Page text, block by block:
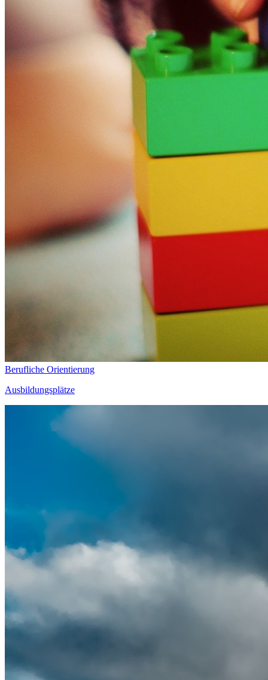
Berufliche Orientierung
Ausbildungsplätze